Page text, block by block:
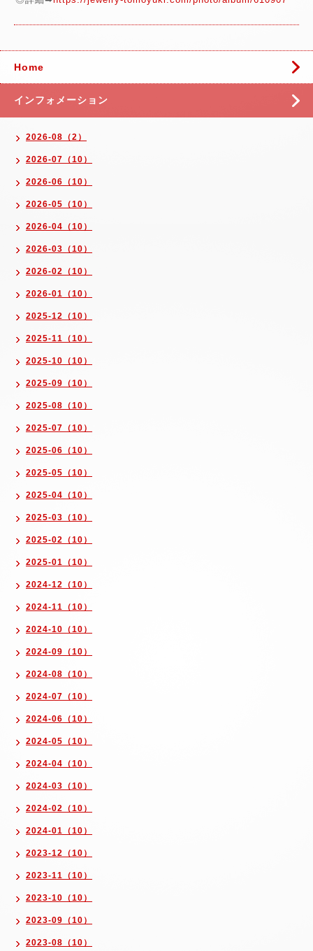
Home
インフォメーション
2026-08（2）
2026-07（10）
2026-06（10）
2026-05（10）
2026-04（10）
2026-03（10）
2026-02（10）
2026-01（10）
2025-12（10）
2025-11（10）
2025-10（10）
2025-09（10）
2025-08（10）
2025-07（10）
2025-06（10）
2025-05（10）
2025-04（10）
2025-03（10）
2025-02（10）
2025-01（10）
2024-12（10）
2024-11（10）
2024-10（10）
2024-09（10）
2024-08（10）
2024-07（10）
2024-06（10）
2024-05（10）
2024-04（10）
2024-03（10）
2024-02（10）
2024-01（10）
2023-12（10）
2023-11（10）
2023-10（10）
2023-09（10）
2023-08（10）